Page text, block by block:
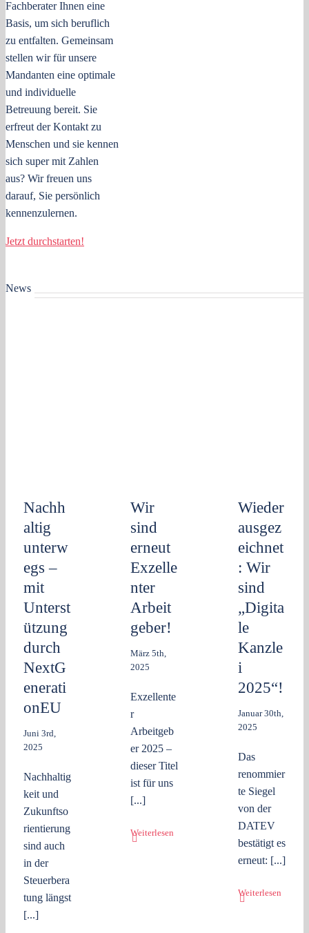
Fachberater Ihnen eine
Basis, um sich beruflich
zu entfalten. Gemeinsam
stellen wir für unsere
Mandanten eine optimale
und individuelle
Betreuung bereit. Sie
erfreut der Kontakt zu
Menschen und sie kennen
sich super mit Zahlen
aus? Wir freuen uns
darauf, Sie persönlich
kennenzulernen.
Jetzt durchstarten!
News
Nachh
altig
unterw
egs –
mit
Unterst
ützung
durch
NextG
enerati
onEU
Juni 3rd,
2025
Nachhaltig
keit und
Zukunftso
rientierung
sind auch
in der
Steuerbera
tung längst
[...]
Wir
sind
erneut
Exzelle
nter
Arbeit
geber!
März 5th,
2025
Exzellente
r
Arbeitgeb
er 2025 –
dieser Titel
ist für uns
[...]
Weiterlesen
Wieder
ausgez
eichnet
: Wir
sind
„Digita
le
Kanzle
i
2025“!
Januar 30th,
2025
Das
renommier
te Siegel
von der
DATEV
bestätigt es
erneut: [...]
Weiterlesen